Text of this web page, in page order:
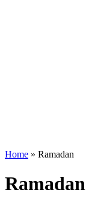
Home » Ramadan
Ramadan